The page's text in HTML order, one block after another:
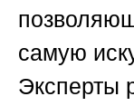
самую
Эксперты